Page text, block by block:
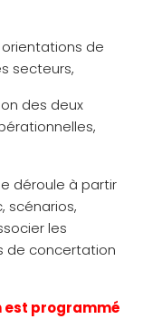
de
secteurs,
des deux
déroule à partir
scénarios,
les
de concertation
est programmé